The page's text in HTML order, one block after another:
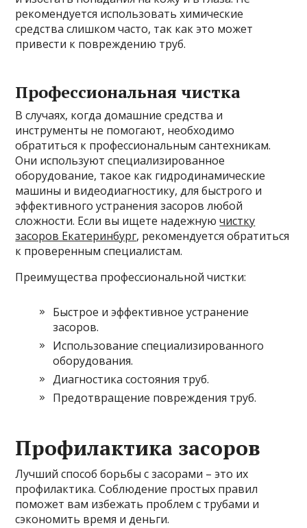
рекомендуется использовать химические
средства слишком часто, так как это может
привести к повреждению труб.
Профессиональная чистка
В случаях, когда домашние средства и
инструменты не помогают, необходимо
обратиться к профессиональным сантехникам.
Они используют специализированное
оборудование, такое как гидродинамические
машины и видеодиагностику, для быстрого и
эффективного устранения засоров любой
сложности. Если вы ищете надежнуючистку
засоров Екатеринбург, рекомендуется обратиться
к проверенным специалистам.
Преимущества профессиональной чистки:
Быстрое и эффективное устранение
засоров.
Использование специализированного
оборудования.
Диагностика состояния труб.
Предотвращение повреждения труб.
Профилактика засоров
Лучший способ борьбы с засорами – это их
профилактика. Соблюдение простых правил
поможет вам избежать проблем с трубами и
сэкономить время и деньги.